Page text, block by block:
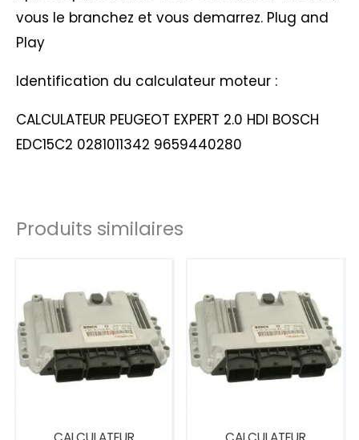
vous le branchez et vous demarrez. Plug and
Play
Identification du calculateur moteur :
CALCULATEUR PEUGEOT EXPERT 2.0 HDI BOSCH
EDC15C2 0281011342 9659440280
Produits similaires